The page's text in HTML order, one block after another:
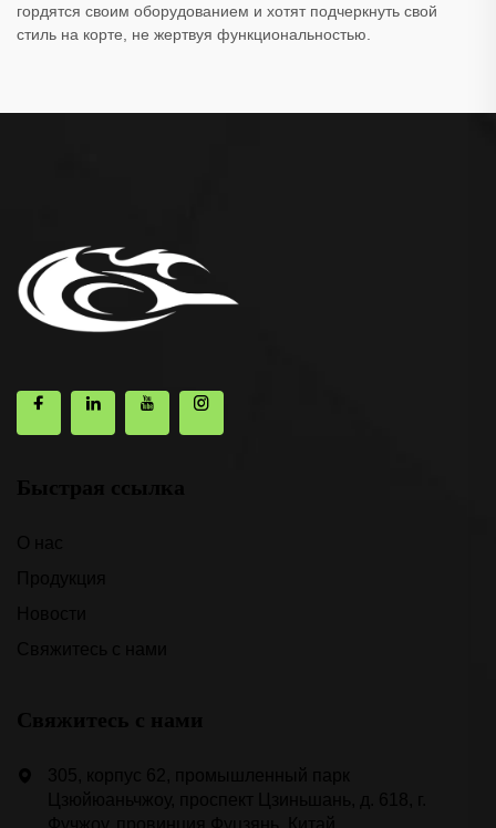
гордятся своим оборудованием и хотят подчеркнуть свой
стиль на корте, не жертвуя функциональностью.